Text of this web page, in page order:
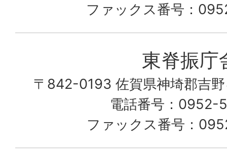
町
て
ファックス番号：
東脊振庁
〒842-0193 佐賀県神埼郡吉
電話番号：0952-
ファックス番号：